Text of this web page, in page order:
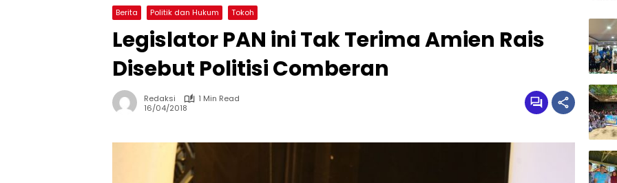
Berita Politik dan Hukum Tokoh
Legislator PAN ini Tak Terima Amien Rais
Disebut Politisi Comberan
Redaksi
1 Min Read
16/04/2018